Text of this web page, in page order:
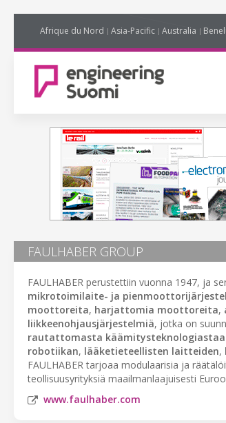
Afrique du Nord Asia-Pacific Australia
FAULHABER GROUP
FAULHABER perustettiin vuonna 1947, ja
mikrotoimilaite- ja
moottoreita, harjattomia moottoreita,
liikkeenohjausjärjestelmiä, jotka on
rautattomasta
robotiikan, lääketieteellisten laitteiden,
FAULHABER tarjoaa modulaarisia ja
teollisuusyrityksiä maailmanlaajuisesti
www.faulhaber.com